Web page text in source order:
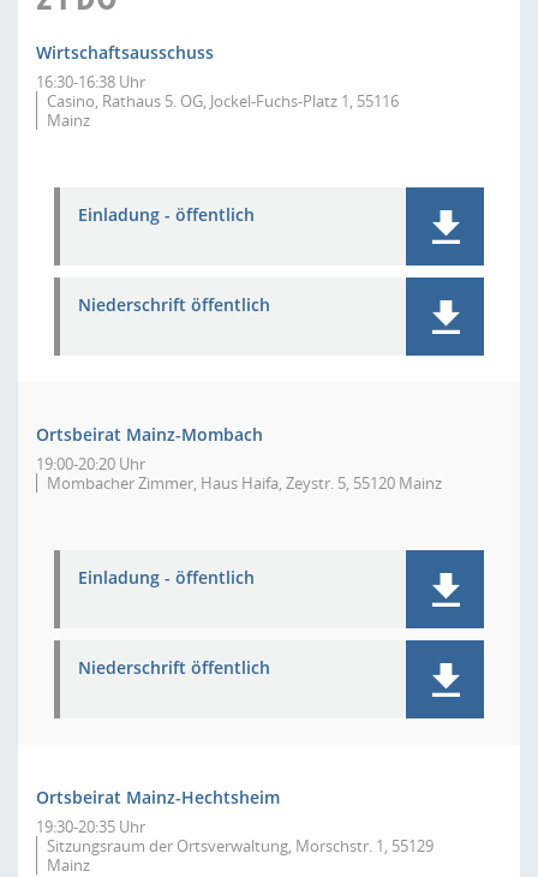
Wirtschaftsausschuss
16:30-16:38 Uhr
Casino, Rathaus 5. OG, Jockel-Fuchs-Platz 1, 55116
Mainz
Einladung - öffentlich
Niederschrift öffentlich
Ortsbeirat Mainz-Mombach
19:00-20:20 Uhr
Mombacher Zimmer, Haus Haifa, Zeystr. 5, 55120 Mainz
Einladung - öffentlich
Niederschrift öffentlich
Ortsbeirat Mainz-Hechtsheim
19:30-20:35 Uhr
Sitzungsraum der Ortsverwaltung, Morschstr. 1, 55129
Mainz